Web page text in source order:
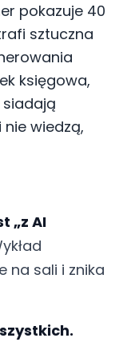
pokazuje 40
sztuczna
księgowa,
siadają
wiedzą,
„z AI
na sali i znika